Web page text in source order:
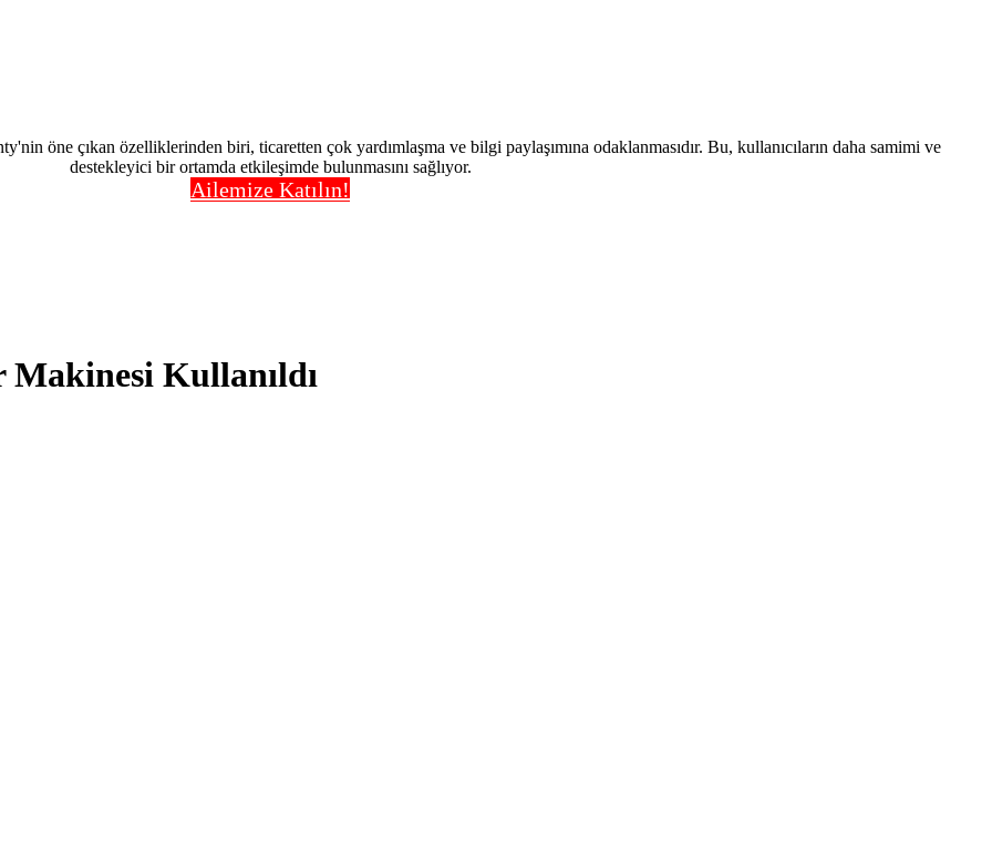
öne çıkan özelliklerinden biri, ticaretten çok yardımlaşma ve bilgi paylaşımına odaklanmasıdır. Bu, kullanıcıların daha samimi ve
destekleyici bir ortamda etkileşimde bulunmasını sağlıyor.
Ailemize Katılın!
Kullanıldı